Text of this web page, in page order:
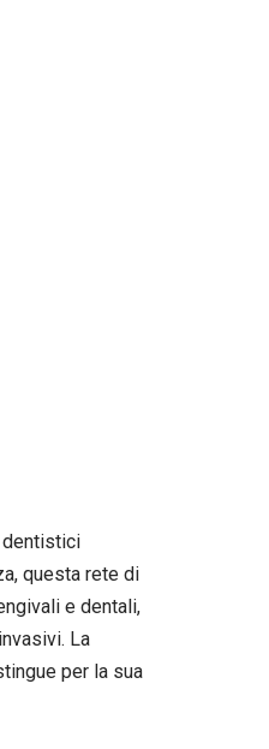
dentistici
questa rete di
e dentali,
La
per la sua